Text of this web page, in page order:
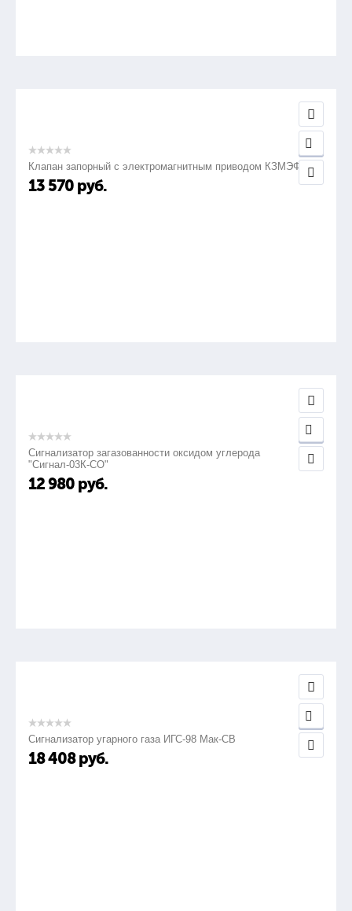
Клапан запорный с электромагнитным приводом КЗМЭФ
13 570 руб.
Сигнализатор загазованности оксидом углерода
"Сигнал-03К-СО"
12 980 руб.
Сигнализатор угарного газа ИГС-98 Мак-СВ
18 408 руб.